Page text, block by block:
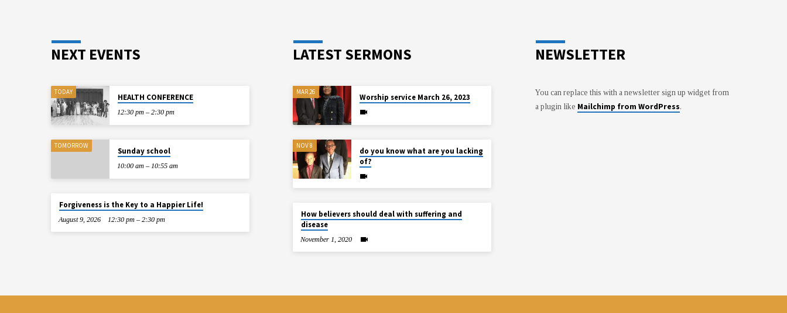
NEXT EVENTS
TODAY
HEALTH CONFERENCE
12:30 pm – 2:30 pm
TOMORROW
Sunday school
10:00 am – 10:55 am
Forgiveness is the Key to a Happier Life!
August 9, 2026 12:30 pm – 2:30 pm
LATEST SERMONS
MAR 26
Worship service March 26, 2023
NOV 8
do you know what are you lacking
of?
How believers should deal with suffering and
disease
November 1, 2020
NEWSLETTER
You can replace this with a newsletter sign up widget from
a plugin like Mailchimp from WordPress.